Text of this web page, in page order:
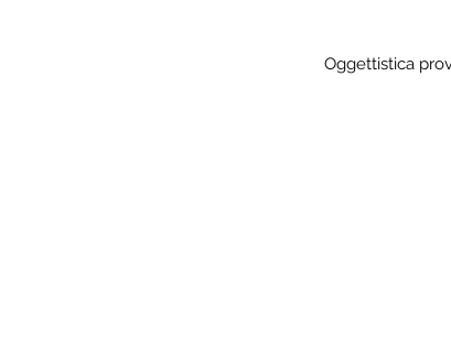
Oggettistica